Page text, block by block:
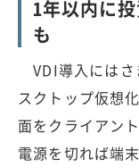
1年以内に
も
VDI導入にはさ
スクトップ仮想
面をクライアン
電源を切れば端